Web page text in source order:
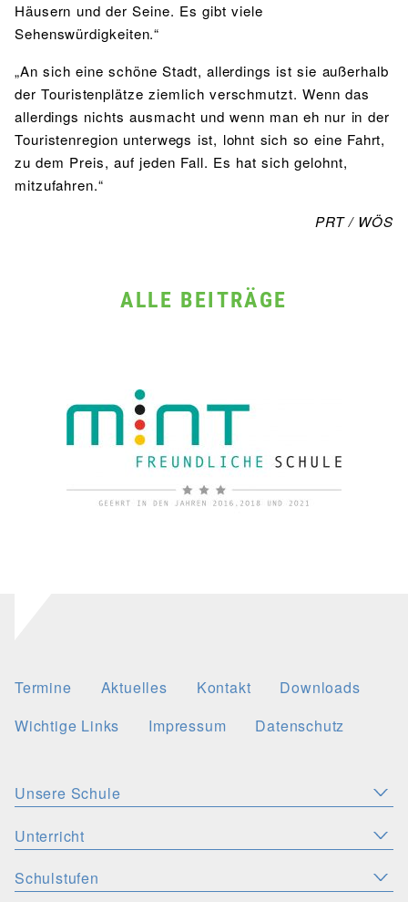
Häusern und der Seine. Es gibt viele
Sehenswürdigkeiten.“
„An sich eine schöne Stadt, allerdings ist sie außerhalb
der Touristenplätze ziemlich verschmutzt. Wenn das
allerdings nichts ausmacht und wenn man eh nur in der
Touristenregion unterwegs ist, lohnt sich so eine Fahrt,
zu dem Preis, auf jeden Fall. Es hat sich gelohnt,
mitzufahren.“
PRT / WÖS
ALLE BEITRÄGE
Termine Aktuelles Kontakt
Downloads
Wichtige Links
Impressum Datenschutz
Unsere Schule
Aktuelles
KONZEPTE
Christliche Akzente
PERSONEN
Unterricht
SPRACHEN
Schulstufen